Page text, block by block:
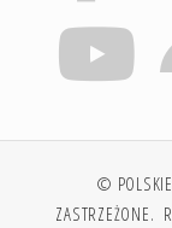
©
ZASTRZEŻONE.